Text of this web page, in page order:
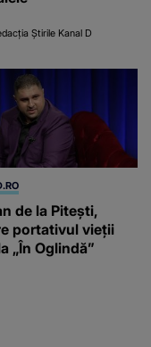
Știrile Kanal D
de la Pitești,
portativul vieții
„În Oglindă”